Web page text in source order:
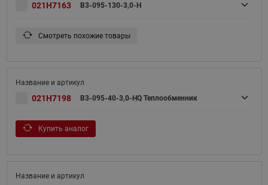
021H7163 B3-095-130-3,0-H
Смотреть похожие товары
021H7198 B3-095-40-3,0-HQ Теплообменник
Купить аналог